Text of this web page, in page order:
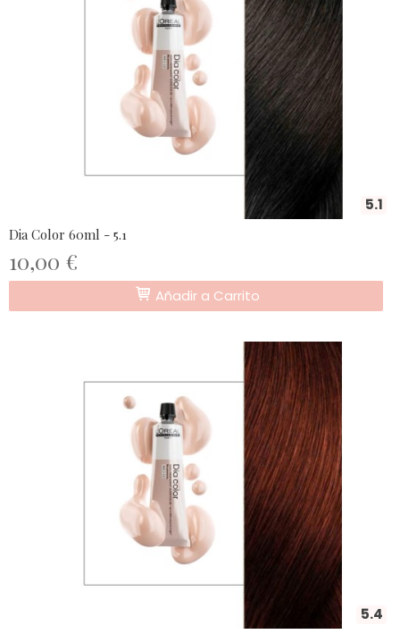
5.1
Dia Color 60ml - 5.1
10,00 €
Añadir a Carrito
5.4